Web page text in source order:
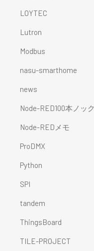
LOYTEC
Lutron
Modbus
nasu-smarthome
news
Node-RED100本ノック
Node-REDメモ
ProDMX
Python
SPI
tandem
ThingsBoard
TILE-PROJECT